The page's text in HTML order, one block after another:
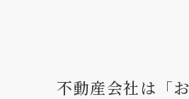
不動産会社は「